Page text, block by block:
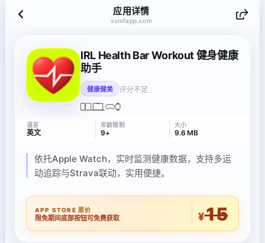
应用详情
xsmfapp.com
IRL Health Bar Workout 健身健康
助手
健康健美 评分不足
语言
英文
年龄限制
9+
大小
9.6 MB
依托Apple Watch，实时监测健康数据，支持多运
动追踪与Strava联动，实用便捷。
APP STORE 原价
限免期间底部按钮可免费获取 ¥15